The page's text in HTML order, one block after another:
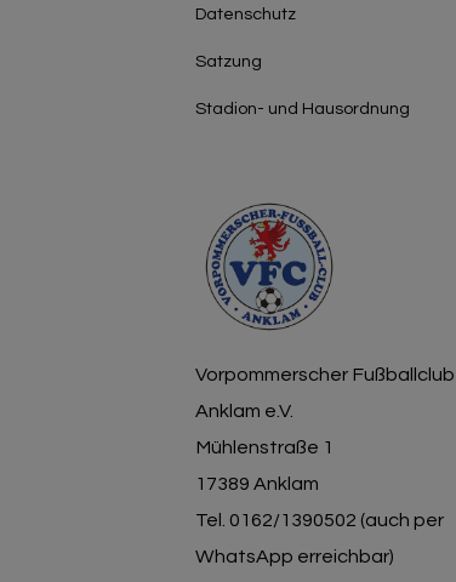
Datenschutz
Satzung
Stadion- und Hausordnung
Vorpommerscher Fußballclub
Anklam e.V.
Mühlenstraße 1
17389 Anklam
Tel. 0162/1390502 (auch per
WhatsApp erreichbar)